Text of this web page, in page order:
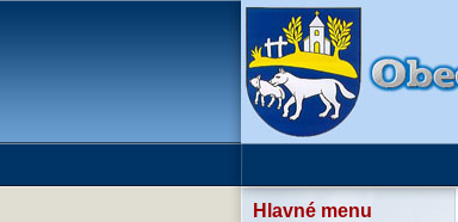
Hlavné menu